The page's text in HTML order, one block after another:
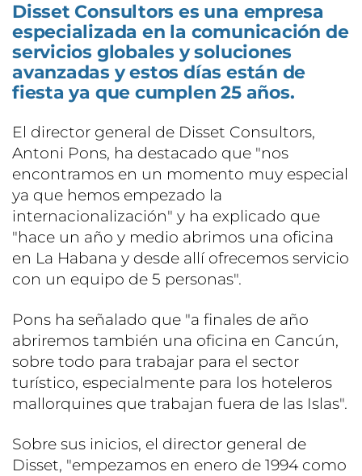
Disset Consultors es una empresa
especializada en la comunicación de
servicios globales y soluciones
avanzadas y estos días están de
fiesta ya que cumplen 25 años.
El director general de Disset Consultors,
Antoni Pons, ha destacado que "nos
encontramos en un momento muy especial
ya que hemos empezado la
internacionalización" y ha explicado que
"hace un año y medio abrimos una oficina
en La Habana y desde allí ofrecemos servicio
con un equipo de 5 personas".
Pons ha señalado que "a finales de año
abriremos también una oficina en Cancún,
sobre todo para trabajar para el sector
turístico, especialmente para los hoteleros
mallorquines que trabajan fuera de las Islas".
Sobre sus inicios, el director general de
Disset, "empezamos en enero de 1994 como